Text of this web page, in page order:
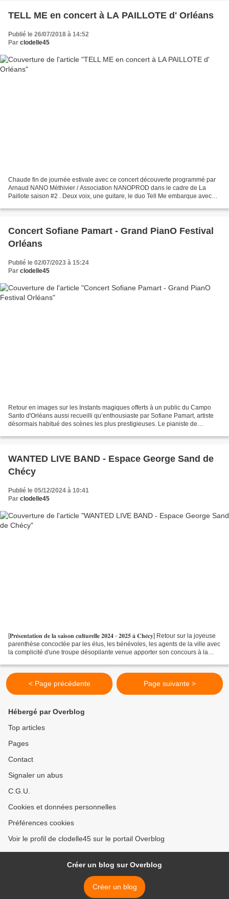
TELL ME en concert à LA PAILLOTE d' Orléans
Publié le 26/07/2018 à 14:52
Par clodelle45
Chaude fin de journée estivale avec ce concert découverte programmé par
Arnaud NANO Méthivier / Association NANOPROD dans le cadre de La
Paillote saison #2 . Deux voix, une guitare, le duo Tell Me embarque avec
Concert Sofiane Pamart - Grand PianO Festival
Orléans
Publié le 02/07/2023 à 15:24
Par clodelle45
Retour en images sur les Instants magiques offerts à un public du Campo
Santo d'Orléans aussi recueilli qu’enthousiaste par Sofiane Pamart, artiste
désormais habitué des scènes les plus prestigieuses. Le pianiste de
WANTED LIVE BAND - Espace George Sand de
Chécy
Publié le 05/12/2024 à 10:41
Par clodelle45
[𝐏𝐫𝐞́𝐬𝐞𝐧𝐭𝐚𝐭𝐢𝐨𝐧 𝐝𝐞 𝐥𝐚 𝐬𝐚𝐢𝐬𝐨𝐧 𝐜𝐮𝐥𝐭𝐮𝐫𝐞𝐥𝐥𝐞 𝟐𝟎𝟐𝟒 - 𝟐𝟎𝟐𝟓 𝐚̀ 𝐂𝐡𝐞́𝐜𝐲] Retour sur la joyeuse
parenthèse concoctée par les élus, les bénévoles, les agents de la ville avec
la complicité d'une troupe désopilante venue apporter son concours à la
< Page précédente Page suivante >
Hébergé par Overblog
Top articles
Pages
Contact
Signaler un abus
C.G.U.
Cookies et données personnelles
Préférences cookies
Voir le profil de clodelle45 sur le portail Overblog
Créer un blog sur Overblog
Créer un blog